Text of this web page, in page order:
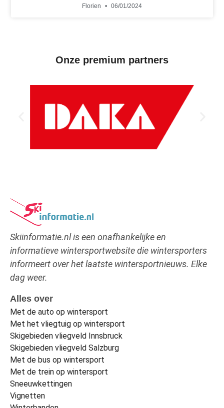
Florien 06/01/2024
Onze premium partners
Skiinformatie.nl is een onafhankelijke en
informatieve wintersportwebsite die wintersporters
informeert over het laatste wintersportnieuws. Elke
dag weer.
Alles over
Met de auto op wintersport
Met het vliegtuig op wintersport
Skigebieden vliegveld Innsbruck
Skigebieden vliegveld Salzburg
Met de bus op wintersport
Met de trein op wintersport
Sneeuwkettingen
Vignetten